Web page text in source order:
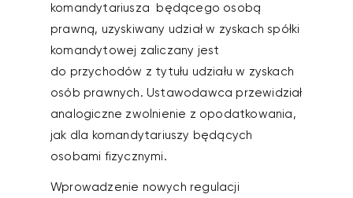
komandytariusza będącego osobą
prawną, uzyskiwany udział w zyskach spółki
komandytowej zaliczany jest
do przychodów z tytułu udziału w zyskach
osób prawnych. Ustawodawca przewidział
analogiczne zwolnienie z opodatkowania,
jak dla komandytariuszy będących
osobami fizycznymi.
Wprowadzenie nowych regulacji